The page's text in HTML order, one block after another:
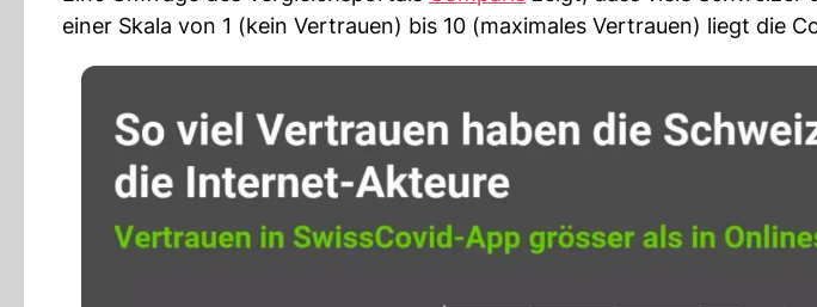
einer Skala von 1 (kein Vertrauen) bis 10 (maximales Vertrauen) liegt die